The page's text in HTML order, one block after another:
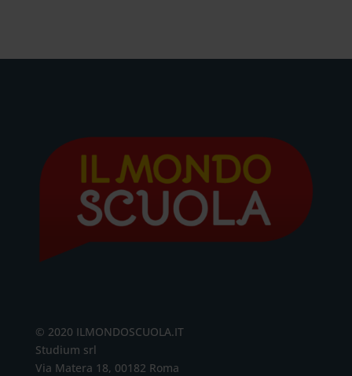
© 2020 ILMONDOSCUOLA.IT
Studium srl
Via Matera 18, 00182 Roma